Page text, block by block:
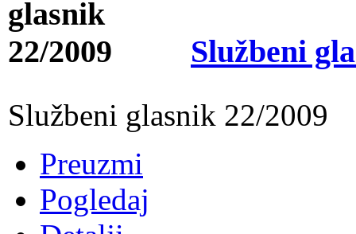
Službeni
Službeni glasnik 22/2009
Preuzmi
Pogledaj